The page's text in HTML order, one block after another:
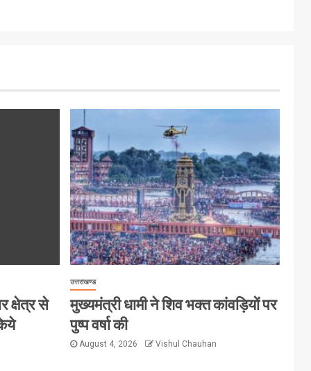
क्षेत्र से
उत्तराखण्ड
मुख्यमंत्री धामी ने शिव भक्त कांवड़ियों पर
पुष्प वर्षा की
August 4, 2026 Vishul Chauhan